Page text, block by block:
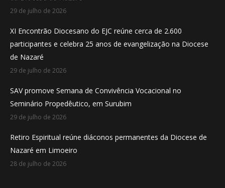
29 de julho de 2026
XI Encontrão Diocesano do EJC reúne cerca de 2.600
participantes e celebra 25 anos de evangelização na Diocese
de Nazaré
29 de julho de 2026
SAV promove Semana de Convivência Vocacional no
Seminário Propedêutico, em Surubim
29 de julho de 2026
Retiro Espiritual reúne diáconos permanentes da Diocese de
Nazaré em Limoeiro
28 de julho de 2026